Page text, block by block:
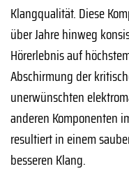
Klangqualität. Diese
über Jahre hinweg
Hörerlebnis auf
Abschirmung der
unerwünschten
anderen Komponenten
resultiert in einem
besseren Klang.